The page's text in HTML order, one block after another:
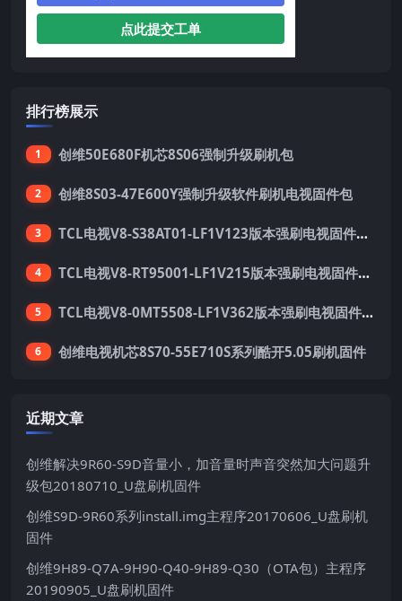
点此提交工单
排行榜展示
1 创维50E680F机芯8S06强制升级刷机包
2 创维8S03-47E600Y强制升级软件刷机电视固件包
3 TCL电视V8-S38AT01-LF1V123版本强刷电视固件包下载
4 TCL电视V8-RT95001-LF1V215版本强刷电视固件包下载
5 TCL电视V8-0MT5508-LF1V362版本强刷电视固件包下载
6 创维电视机芯8S70-55E710S系列酷开5.05刷机固件
近期文章
创维解决9R60-S9D音量小，加音量时声音突然加大问题升
级包20180710_U盘刷机固件
创维S9D-9R60系列install.img主程序20170606_U盘刷机
固件
创维9H89-Q7A-9H90-Q40-9H89-Q30（OTA包）主程序
20190905_U盘刷机固件